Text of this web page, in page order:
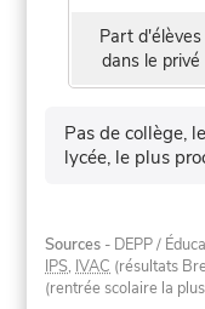
Part d'élèves
dans le privé
Pas de collège,
lycée, le plus
Sources - DEPP /
IPS, IVAC (résultats
(rentrée scolaire la